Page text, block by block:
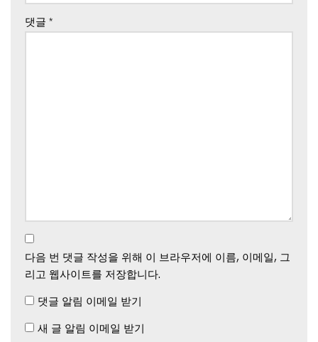
댓글 *
다음 번 댓글 작성을 위해 이 브라우저에 이름, 이메일, 그
리고 웹사이트를 저장합니다.
댓글 알림 이메일 받기
새 글 알림 이메일 받기